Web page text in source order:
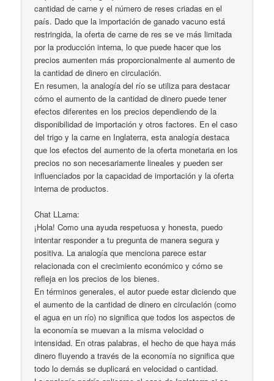
cantidad de carne y el número de reses criadas en el
país. Dado que la importación de ganado vacuno está
restringida, la oferta de carne de res se ve más limitada
por la producción interna, lo que puede hacer que los
precios aumenten más proporcionalmente al aumento de
la cantidad de dinero en circulación.
En resumen, la analogía del río se utiliza para destacar
cómo el aumento de la cantidad de dinero puede tener
efectos diferentes en los precios dependiendo de la
disponibilidad de importación y otros factores. En el caso
del trigo y la carne en Inglaterra, esta analogía destaca
que los efectos del aumento de la oferta monetaria en los
precios no son necesariamente lineales y pueden ser
influenciados por la capacidad de importación y la oferta
interna de productos.
Chat LLama:
¡Hola! Como una ayuda respetuosa y honesta, puedo
intentar responder a tu pregunta de manera segura y
positiva. La analogía que menciona parece estar
relacionada con el crecimiento económico y cómo se
refleja en los precios de los bienes.
En términos generales, el autor puede estar diciendo que
el aumento de la cantidad de dinero en circulación (como
el agua en un río) no significa que todos los aspectos de
la economía se muevan a la misma velocidad o
intensidad. En otras palabras, el hecho de que haya más
dinero fluyendo a través de la economía no significa que
todo lo demás se duplicará en velocidad o cantidad.